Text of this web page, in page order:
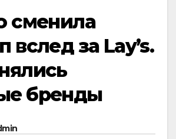
сменила
вслед за Lay’s.
бренды